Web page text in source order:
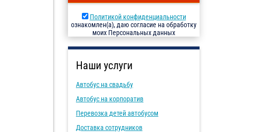
Политикой конфиденциальности
ознакомлен(а), даю согласие на обработку
моих Персональных данных
Наши услуги
Автобус на свадьбу
Автобус на корпоратив
Перевозка детей автобусом
Доставка сотрудников